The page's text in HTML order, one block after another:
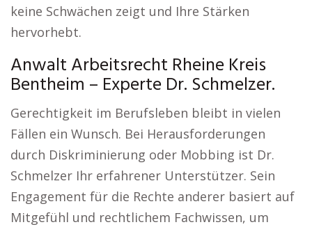
keine Schwächen zeigt und Ihre Stärken
hervorhebt.
Anwalt Arbeitsrecht Rheine Kreis
Bentheim – Experte Dr. Schmelzer.
Gerechtigkeit im Berufsleben bleibt in vielen
Fällen ein Wunsch. Bei Herausforderungen
durch Diskriminierung oder Mobbing ist Dr.
Schmelzer Ihr erfahrener Unterstützer. Sein
Engagement für die Rechte anderer basiert auf
Mitgefühl und rechtlichem Fachwissen, um